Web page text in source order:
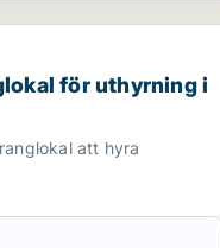
för uthyrning i Malmö
för uthyrning i
att hyra